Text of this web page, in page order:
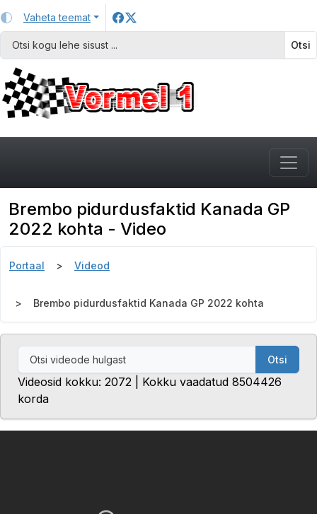
Vaheta teemat
Otsi
Brembo pidurdusfaktid Kanada GP
2022 kohta - Video
Portaal Videod
Brembo pidurdusfaktid Kanada GP 2022 kohta
Otsi
Videosid kokku: 2072 | Kokku vaadatud 8504426
korda